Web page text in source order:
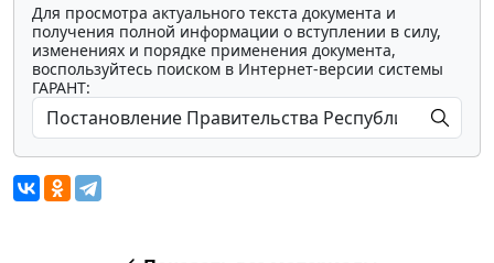
Для просмотра актуального текста документа и
получения полной информации о вступлении в силу,
изменениях и порядке применения документа,
воспользуйтесь поиском в Интернет-версии системы
ГАРАНТ: